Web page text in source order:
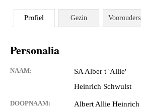
Profiel Gezin Voorouders
Personalia
NAAM:
SA Alber t 'Allie'
Heinrich Schwulst
DOOPNAAM: Albert Allie Heinrich